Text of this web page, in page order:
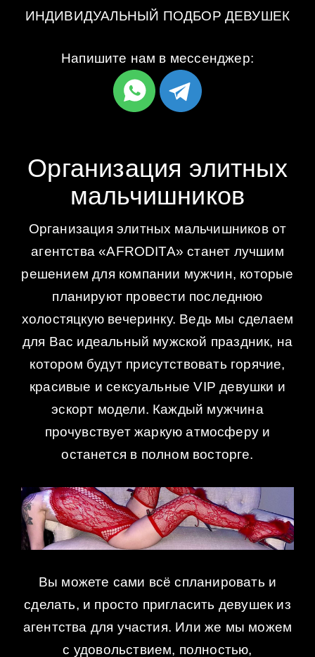
ИНДИВИДУАЛЬНЫЙ ПОДБОР ДЕВУШЕК
Напишите нам в мессенджер:
Организация элитных
мальчишников
Организация элитных мальчишников от
агентства «AFRODITA» станет лучшим
решением для компании мужчин, которые
планируют провести последнюю
холостяцкую вечеринку. Ведь мы сделаем
для Вас идеальный мужской праздник, на
котором будут присутствовать горячие,
красивые и сексуальные VIP девушки и
эскорт модели. Каждый мужчина
прочувствует жаркую атмосферу и
останется в полном восторге.
Вы можете сами всё спланировать и
сделать, и просто пригласить девушек из
агентства для участия. Или же мы можем
с удовольствием, полностью,